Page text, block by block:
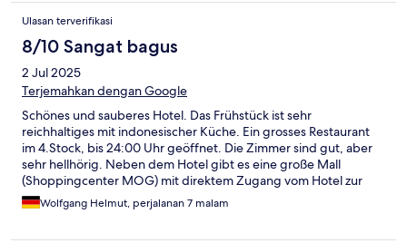
Ulasan terverifikasi
8/10 Sangat bagus
2 Jul 2025
Terjemahkan dengan Google
Schönes und sauberes Hotel. Das Frühstück ist sehr
reichhaltiges mit indonesischer Küche. Ein grosses Restaurant
im 4.Stock, bis 24:00 Uhr geöffnet. Die Zimmer sind gut, aber
sehr hellhörig. Neben dem Hotel gibt es eine große Mall
(Shoppingcenter MOG) mit direktem Zugang vom Hotel zur
Mall.Wolfgang Helmut, perjalanan 7 malam